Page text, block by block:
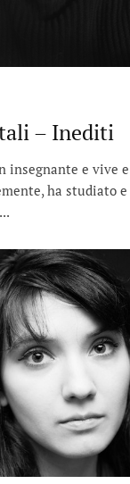
– Inediti
insegnante e vive
ha studiato